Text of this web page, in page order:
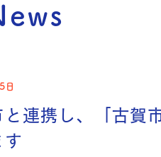
日
と連携し、「古賀
す